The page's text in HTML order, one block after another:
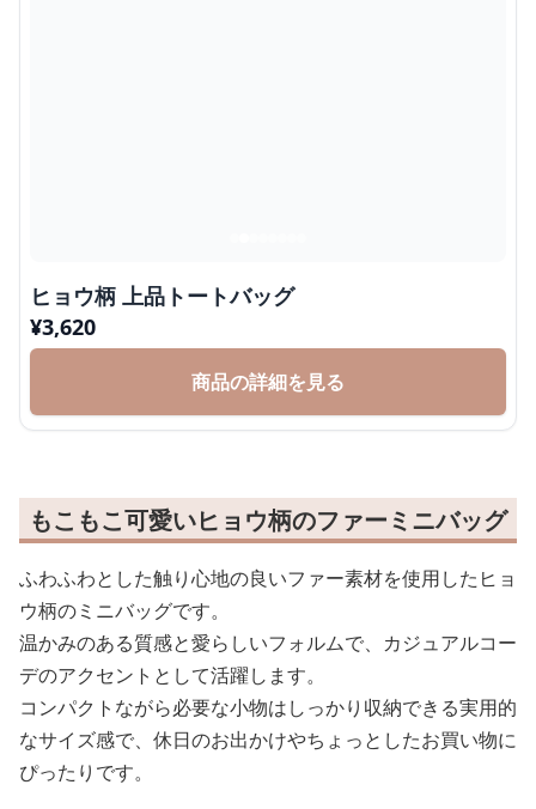
ヒョウ柄 上品トートバッグ
¥3,620
商品の詳細を見る
もこもこ可愛いヒョウ柄のファーミニバッグ
ふわふわとした触り心地の良いファー素材を使用したヒョ
ウ柄のミニバッグです。
温かみのある質感と愛らしいフォルムで、カジュアルコー
デのアクセントとして活躍します。
コンパクトながら必要な小物はしっかり収納できる実用的
なサイズ感で、休日のお出かけやちょっとしたお買い物に
ぴったりです。